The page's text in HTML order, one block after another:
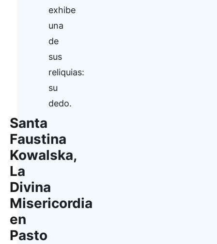
exhibe
una
de
sus
reliquias:
su
dedo.
Santa
Faustina
Kowalska,
La
Divina
Misericordia
en
Pasto